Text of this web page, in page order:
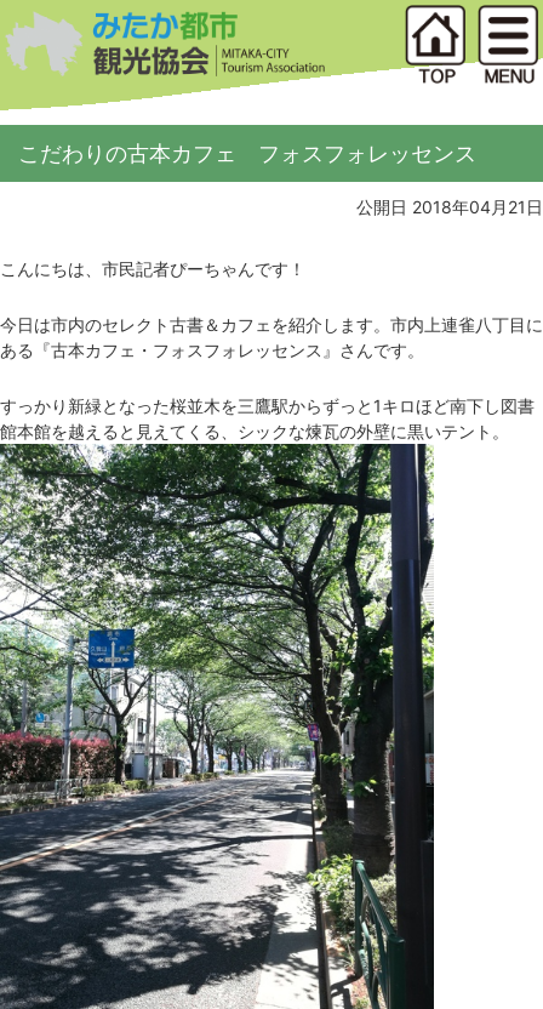
こだわりの古本カフェ フォスフォレッセンス
公開日 2018年04月21日
こんにちは、市民記者ぴーちゃんです！
今日は市内のセレクト古書＆カフェを紹介します。市内上連雀八丁目に
ある『古本カフェ・フォスフォレッセンス』さんです。
すっかり新緑となった桜並木を三鷹駅からずっと1キロほど南下し図書
館本館を越えると見えてくる、シックな煉瓦の外壁に黒いテント。